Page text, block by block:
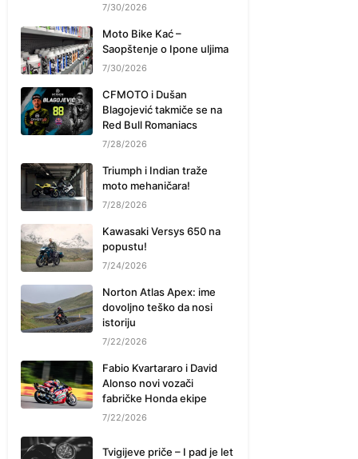
7/30/2026
Moto Bike Kać –
Saopštenje o Ipone uljima
7/30/2026
CFMOTO i Dušan
Blagojević takmiče se na
Red Bull Romaniacs
7/28/2026
Triumph i Indian traže
moto mehaničara!
7/28/2026
Kawasaki Versys 650 na
popustu!
7/24/2026
Norton Atlas Apex: ime
dovoljno teško da nosi
istoriju
7/22/2026
Fabio Kvartararo i David
Alonso novi vozači
fabričke Honda ekipe
7/22/2026
Tvigijeve priče – I pad je let